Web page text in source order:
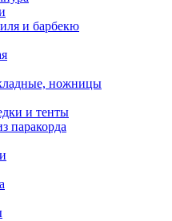
и барбекю
ножницы
и тенты
паракорда